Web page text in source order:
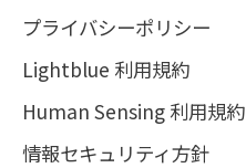
プライバシーポリシー
Lightblue 利用規約
Human Sensing 利用規約
情報セキュリティ方針